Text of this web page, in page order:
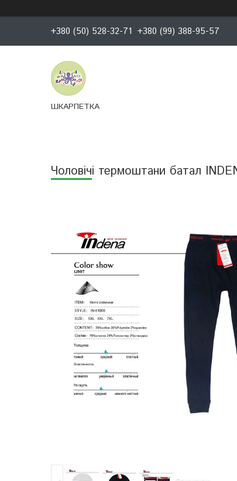
+380 (50) 528-32-71 +380 (99) 388-95-57
ШКАРПЕТКА
Чоловічі термоштани батал